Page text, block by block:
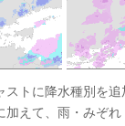
ストに降水種別を追
加えて、雨・みぞ